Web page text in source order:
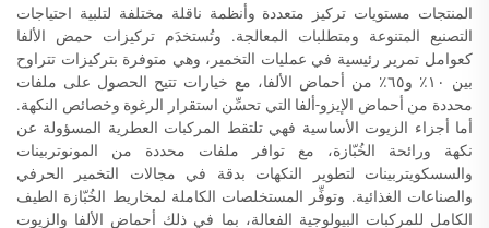
المنتجات مستويات تركيز متعددة وأنظمة ناقلة مختلفة لتلبية احتياجات
التصنيع المتنوعة ومتطلبات المعالجة. وتُستخدَم تركيزات حمض الألفا
كعوامل تمرير رئيسية في عمليات التخمير، وهي متوفرة بتركيزات تتراوح
بين ١٠٪ و٦٥٪ من أحماض الألفا، مع خيارات تتيح الحصول على ملفات
محددة من أحماض الإيزو-ألفا التي تحسِّن استقرار الرغوة وخصائص النكهة.
أما أجزاء الزيوت الأساسية فهي تلتقط المركبات العطرية المسؤولة عن
نكهة ورائحة الخُبّازة، مع توافر ملفات محددة من المونوتربينات
والسسكويتربينات لتطوير النكهات بدقة في مجالات التخمير الحرفي
والصناعات الغذائية. وتوفِّر المستخلصات الكاملة لمخاريط الخُبّازة الطيف
الكامل للمركبات البيولوجية الفعالة، بما في ذلك أحماض الألفا والزيوت